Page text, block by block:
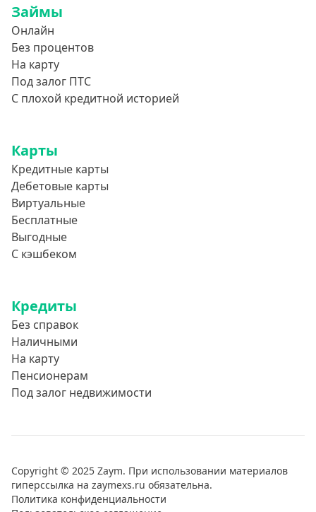
Займы
Онлайн
Без процентов
На карту
Под залог ПТС
С плохой кредитной историей
Карты
Кредитные карты
Дебетовые карты
Виртуальные
Бесплатные
Выгодные
С кэшбеком
Кредиты
Без справок
Наличными
На карту
Пенсионерам
Под залог недвижимости
Copyright © 2025 Zaym. При использовании материалов
гиперссылка на zaymexs.ru обязательна.
Политика конфиденциальности